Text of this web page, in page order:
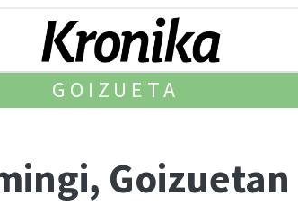
GOIZUETA
Goizuetan